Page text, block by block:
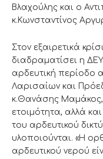
Βλαχούλης και ο
κ.Κωνσταντίνος
Στον εξαιρετικά
διαδραματίσει η
αρδευτική περίοδο
Λαρισαίων και
κ.Θανάσης Μαμάκος,
ετοιμότητα, αλλά
του αρδευτικού
υλοποιούνται. «Η
αρδευτικού νερού